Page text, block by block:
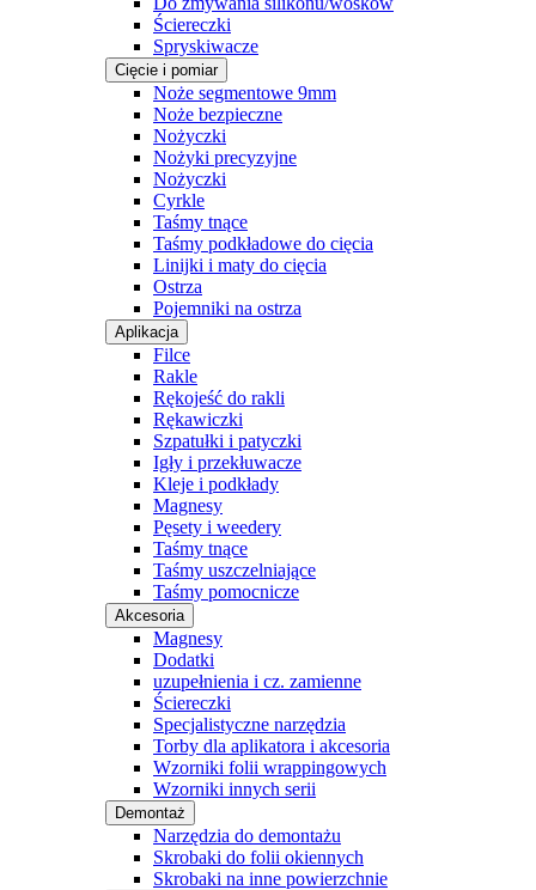
Ściereczki
Spryskiwacze
Cięcie i pomiar
Noże segmentowe 9mm
Noże bezpieczne
Nożyczki
Nożyki precyzyjne
Nożyczki
Cyrkle
Taśmy tnące
Taśmy podkładowe do cięcia
Linijki i maty do cięcia
Ostrza
Pojemniki na ostrza
Aplikacja
Filce
Rakle
Rękojeść do rakli
Rękawiczki
Szpatułki i patyczki
Igły i przekłuwacze
Kleje i podkłady
Magnesy
Pęsety i weedery
Taśmy tnące
Taśmy uszczelniające
Taśmy pomocnicze
Akcesoria
Magnesy
Dodatki
uzupełnienia i cz. zamienne
Ściereczki
Specjalistyczne narzędzia
Torby dla aplikatora i akcesoria
Wzorniki folii wrappingowych
Wzorniki innych serii
Demontaż
Narzędzia do demontażu
Skrobaki do folii okiennych
Skrobaki na inne powierzchnie